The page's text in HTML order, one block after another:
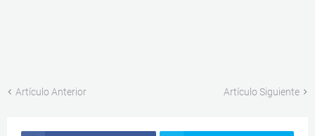
Artículo Anterior Artículo Siguiente